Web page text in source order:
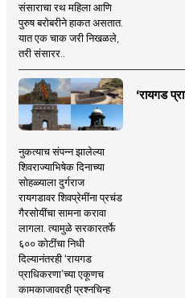
संसाराचा रथ महिला आणि
पुरुष बरोबरीने हाकत असतात.
यात एक चाक जरी निखळले,
तरी संसारर..
‘रायगड
नुकत्याच संपन्न झालेल्या
शिवराज्याभिषेक दिनाच्या
सोहळ्याला दुर्गराज
रायगडावर शिवप्रेमींना प्रचंड
गैरसोयींचा सामना करावा
लागला. त्यामुळे सरकारतर्फे
६०० कोटींचा निधी
दिल्यानंतरही ‘रायगड
प्राधिकरणा’च्या एकूणच
कामकाजावरही प्रश्नचिन्ह